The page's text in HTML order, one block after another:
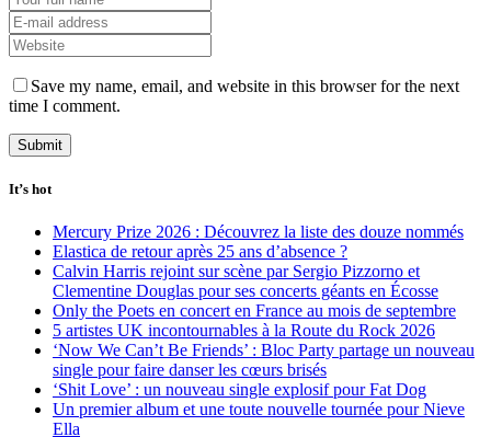
Save my name, email, and website in this browser for the next
time I comment.
It’s hot
Mercury Prize 2026 : Découvrez la liste des douze nommés
Elastica de retour après 25 ans d’absence ?
Calvin Harris rejoint sur scène par Sergio Pizzorno et
Clementine Douglas pour ses concerts géants en Écosse
Only the Poets en concert en France au mois de septembre
5 artistes UK incontournables à la Route du Rock 2026
‘Now We Can’t Be Friends’ : Bloc Party partage un nouveau
single pour faire danser les cœurs brisés
‘Shit Love’ : un nouveau single explosif pour Fat Dog
Un premier album et une toute nouvelle tournée pour Nieve
Ella